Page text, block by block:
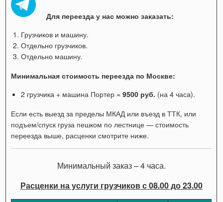
Для переезда у нас можно заказать:
Грузчиков и машину.
Отдельно грузчиков.
Отдельно машину.
Минимальная стоимость переезда по Москве:
2 грузчика + машина Портер =9500 руб. (на 4 часа).
Если есть выезд за пределы МКАД или въезд в ТТК, или
подъем/спуск груза пешком по лестнице — стоимость
переезда выше, расценки смотрите ниже.
Минимальный заказ – 4 часа.
Расценки на услуги грузчиков с 08.00 до 23.00